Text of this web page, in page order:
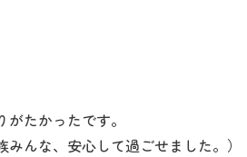
たかったです。
んな、安心して過ごせました。）